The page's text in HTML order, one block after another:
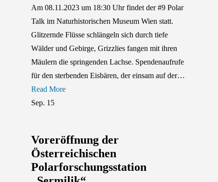
Am 08.11.2023 um 18:30 Uhr findet der #9 Polar
Talk im Naturhistorischen Museum Wien statt.
Glitzernde Flüsse schlängeln sich durch tiefe
Wälder und Gebirge, Grizzlies fangen mit ihren
Mäulern die springenden Lachse. Spendenaufrufe
für den sterbenden Eisbären, der einsam auf der…
Read More
Sep. 15
Voreröffnung der
Österreichischen
Polarforschungsstation